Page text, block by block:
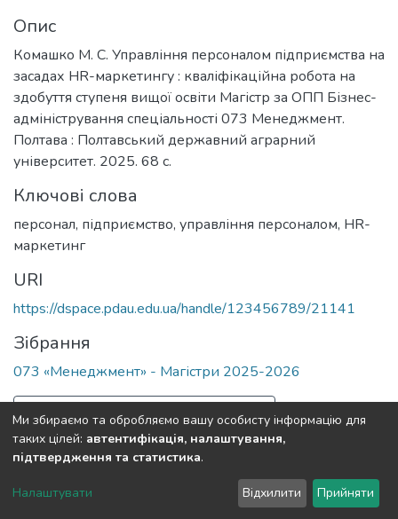
Опис
Комашко М. С. Управління персоналом підприємства на
засадах HR-маркетингу : кваліфікаційна робота на
здобуття ступеня вищої освіти Магістр за ОПП Бізнес-
адміністрування спеціальності 073 Менеджмент.
Полтава : Полтавський державний аграрний
університет. 2025. 68 с.
Ключові слова
персонал, підприємство, управління персоналом, HR-
маркетинг
URI
https://dspace.pdau.edu.ua/handle/123456789/21141
Зібрання
073 «Менеджмент» - Магістри 2025-2026
Повна інформація про документ
Полтавський державний аграрний університет
LYRASIS
Зворотній зв'язок
Ми збираємо та обробляємо вашу особисту інформацію для
таких цілей: автентифікація, налаштування,
підтвердження та статистика.
Налаштувати Відхилити Прийняти